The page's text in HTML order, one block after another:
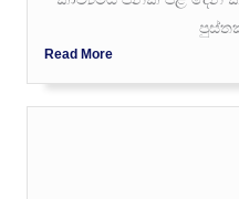
Read More